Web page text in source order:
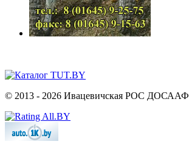
© 2013 - 2026 Ивацевичская РОС ДОСААФ